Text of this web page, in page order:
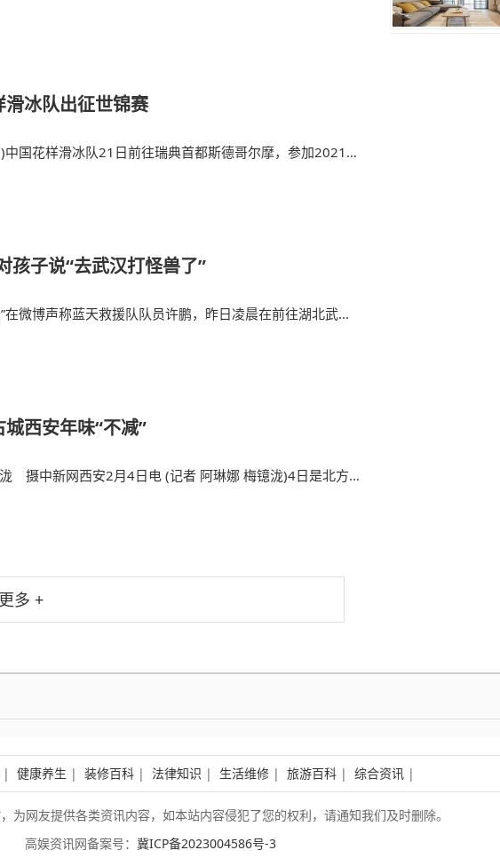
滑冰队出征世锦赛
国花样滑冰队21日前往瑞典首都斯德哥尔摩，参加2021年
孩子说“去武汉打怪兽了”
微博声称蓝天救援队队员许鹏，昨日凌晨在前往湖北武汉
西安年味“不减”
摄中新网西安2月4日电 (记者 阿琳娜 梅镱泷)4日是北方
多 +
| 健康养生 | 装修百科 | 法律知识 | 生活维修 | 旅游百科 | 综合资讯 |
为网友提供各类资讯内容，如本站内容侵犯了您的权利，请通知我们及时删除。
高娱资讯网备案号： 冀ICP备2023004586号-3